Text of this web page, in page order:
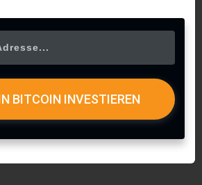
BITCOIN INVESTIEREN